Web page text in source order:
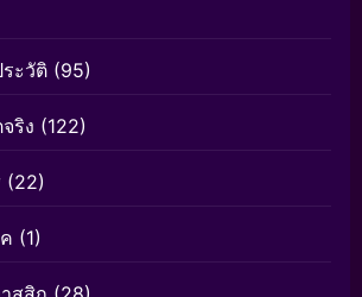
ะวัติ (95)
ริง (122)
(22)
(1)